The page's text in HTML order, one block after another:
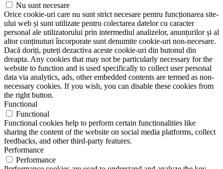
Nu sunt necesare
Orice cookie-uri care nu sunt strict necesare pentru funcționarea site-
ului web și sunt utilizate pentru colectarea datelor cu caracter
personal ale utilizatorului prin intermediul analizelor, anunțurilor și al
altor conținuturi încorporate sunt denumite cookie-uri non-necesare.
Dacă doriți, puteți dezactiva aceste cookie-uri din butonul din
dreapta. Any cookies that may not be particularly necessary for the
website to function and is used specifically to collect user personal
data via analytics, ads, other embedded contents are termed as non-
necessary cookies. If you wish, you can disable these cookies from
the right button.
Functional
Functional
Functional cookies help to perform certain functionalities like
sharing the content of the website on social media platforms, collect
feedbacks, and other third-party features.
Performance
Performance